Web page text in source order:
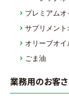
プレミアムオ
サプリメント
オリーブオイ
ごま油
業務用のお客